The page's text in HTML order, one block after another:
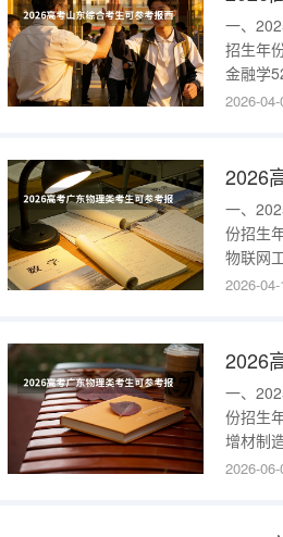
一、
招生年
金融学
力校企
2026-
一、
份招生
物联网
区
2026-
一、
份招生
增材制
部
2026-